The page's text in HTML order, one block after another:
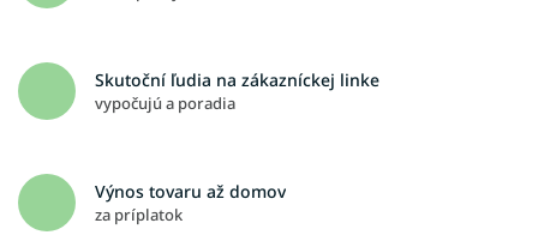
Skutoční ľudia na zákazníckej linke
vypočujú a poradia
Výnos tovaru až domov
za príplatok